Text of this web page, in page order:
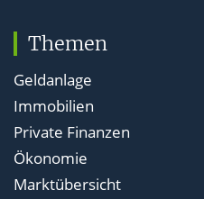
Themen
Geldanlage
Immobilien
Private Finanzen
Ökonomie
Marktübersicht